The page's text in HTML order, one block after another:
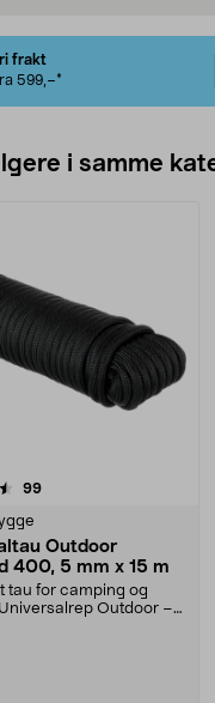
frakt
599,–*
i samme
99anmeldelser
Outdoor
400, 5 mm x 15 m
tau for camping og
Outdoor –
4.5 av 5 stjerner